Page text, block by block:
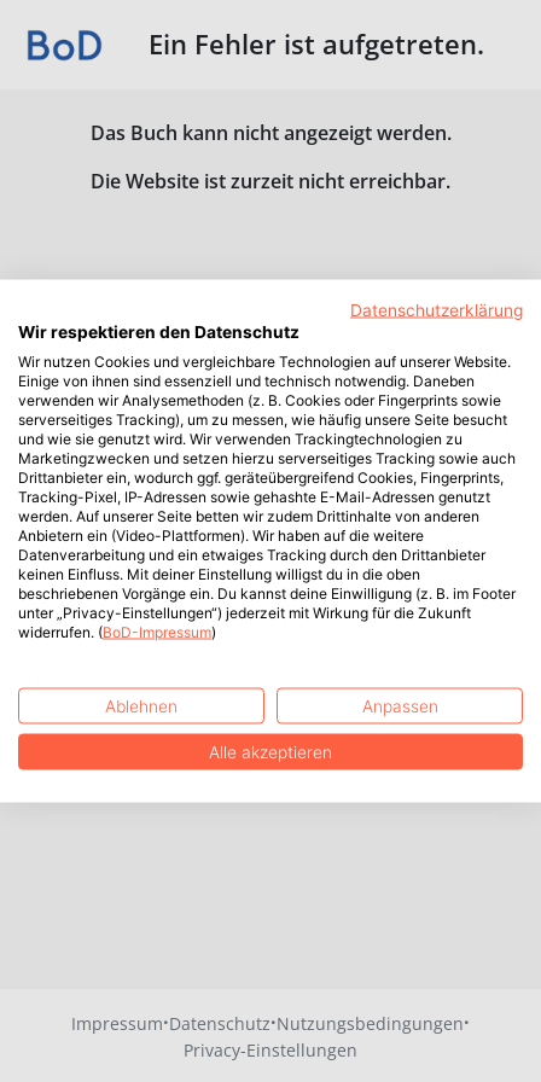
Ein Fehler ist aufgetreten.
Das Buch kann nicht angezeigt werden.
Die Website ist zurzeit nicht erreichbar.
Impressum·Datenschutz·Nutzungsbedingungen·
Privacy-Einstellungen
Datenschutzerklärung
Wir respektieren den Datenschutz
Wir nutzen Cookies und vergleichbare Technologien auf unserer Website.
Einige von ihnen sind essenziell und technisch notwendig. Daneben
verwenden wir Analysemethoden (z. B. Cookies oder Fingerprints sowie
serverseitiges Tracking), um zu messen, wie häufig unsere Seite besucht
und wie sie genutzt wird. Wir verwenden Trackingtechnologien zu
Marketingzwecken und setzen hierzu serverseitiges Tracking sowie auch
Drittanbieter ein, wodurch ggf. geräteübergreifend Cookies, Fingerprints,
Tracking-Pixel, IP-Adressen sowie gehashte E-Mail-Adressen genutzt
werden. Auf unserer Seite betten wir zudem Drittinhalte von anderen
Anbietern ein (Video-Plattformen). Wir haben auf die weitere
Datenverarbeitung und ein etwaiges Tracking durch den Drittanbieter
keinen Einfluss. Mit deiner Einstellung willigst du in die oben
beschriebenen Vorgänge ein. Du kannst deine Einwilligung (z. B. im Footer
unter „Privacy-Einstellungen“) jederzeit mit Wirkung für die Zukunft
widerrufen. (BoD-Impressum)
Ablehnen Anpassen
Alle akzeptieren